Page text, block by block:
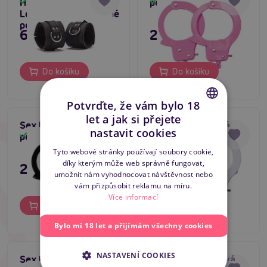
Hand Cuffs Grain
Leather, černé kožené
pouta
695 Kč
Do košíku
pouta růžová
295 Kč
Do košíku
Sex Extra kovová
pouta černá
295 Kč
Sex Extra kovová
pouta bílá
Skladem
295 Kč
Sex Extra kovová
Handcuffs Kovová
ENGLISH
Potvrďte, že vám bylo 18
let a jak si přejete
nastavit cookies
Tyto webové stránky používají soubory cookie,
díky kterým může web správně fungovat,
umožnit nám vyhodnocovat návštěvnost nebo
vám přizpůsobit reklamu na míru.
Více informací
Bylo mi 18 let a přijímám všechny cookies
NASTAVENÍ COOKIES